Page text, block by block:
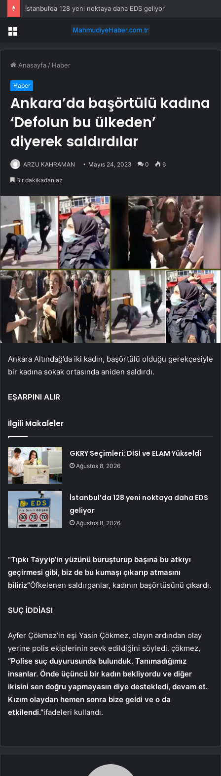
İstanbul’da 128 yeni noktaya daha EDS geliyor
Menü
Anasayfa / Haber
Haber
Ankara’da başörtülü kadına
‘Defolun bu ülkeden’
diyerek saldırdılar
ARZU KAHRAMAN Mayıs 24, 2023 0 6
Bir dakikadan az
Ankara Altındağ’da iki kadın, başörtülü olduğu gerekçesiyle
bir kadına sokak ortasında aniden saldırdı.
EŞARPINI ALIR
İlgili Makaleler
GKRY Seçimleri: DİSİ ve ELAM Yükseldi
Ağustos 8, 2026
İstanbul’da 128 yeni noktaya daha EDS
geliyor
Ağustos 8, 2026
“Tıpkı Tayyip’in yüzünü buruşturup başına bu atkıyı
geçirmesi gibi, biz de bu kumaşı çıkarıp atmasını
biliriz”Öfkelenen saldırganlar, kadının başörtüsünü çıkardı.
SUÇ İDDİASI
Ayfer Çökmez’in eşi Yasin Çökmez, olayın ardından olay
yerine polis ekiplerinin sevk edildiğini söyledi. çökmez,
“Polise suç duyurusunda bulunduk. Tanımadığımız
insanlar. Önde üçüncü bir kadın bekliyordu ve diğer
ikisini sen doğru yapmayasın diye destekledi, devam et.
Kızım olaydan hemen sonra bize geldi ve o da
etkilendi.”ifadeleri kullandı.